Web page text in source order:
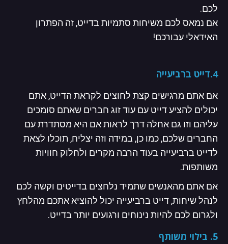
לכם.
אם נמאס לכם משיחות סתמיות בדייט, זה הפתרון
האידאלי עבורכם!
4.דייט ברביעייה
אם אתם מרגישים קצת לחוצים לקראת הדייט, אתם
יכולים להציע דייט עם עוד זוג חברים שאתם סומכים
עליהם וזו גם אחלה דרך לראות אם היא מסתדרת עם
החברים שלכם, כמו כן, במידה וזה יצליח, תוכלו לצאת
לדייט ברביעייה בעוד הרבה מקרים ולחלוק חוויות
משותפות.
אם אתם מהאנשים שתמיד נלחצים בדייטים וקשה לכם
לנהל שיחות, דייט ברביעייה יכול להוציא אתכם מהלחץ
ולגרום לכם להיות נינוחים ורגועים יותר בדייט.
5. בילוי משותף